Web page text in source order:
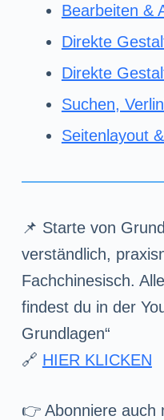
Bearbeiten &
Direkte
Direkte
Suchen,
Seitenlayout
📌 Starte von
verständlich,
Fachchinesisch.
findest du in der
Grundlagen“
🔗 HIER KLICKEN
👉 Abonniere auch